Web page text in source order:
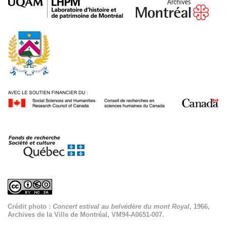
Crédit photo : Concert estival au belvédère du mont Royal, 1966,
Archives de la Ville de Montréal, VM94-A0651-007.